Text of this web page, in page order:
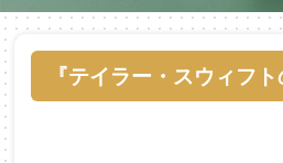
『テイラー・スウィフト